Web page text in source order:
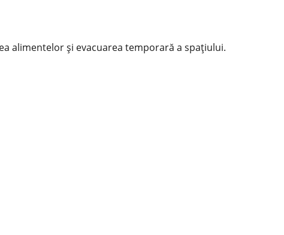
alimentelor și evacuarea temporară a spațiului.